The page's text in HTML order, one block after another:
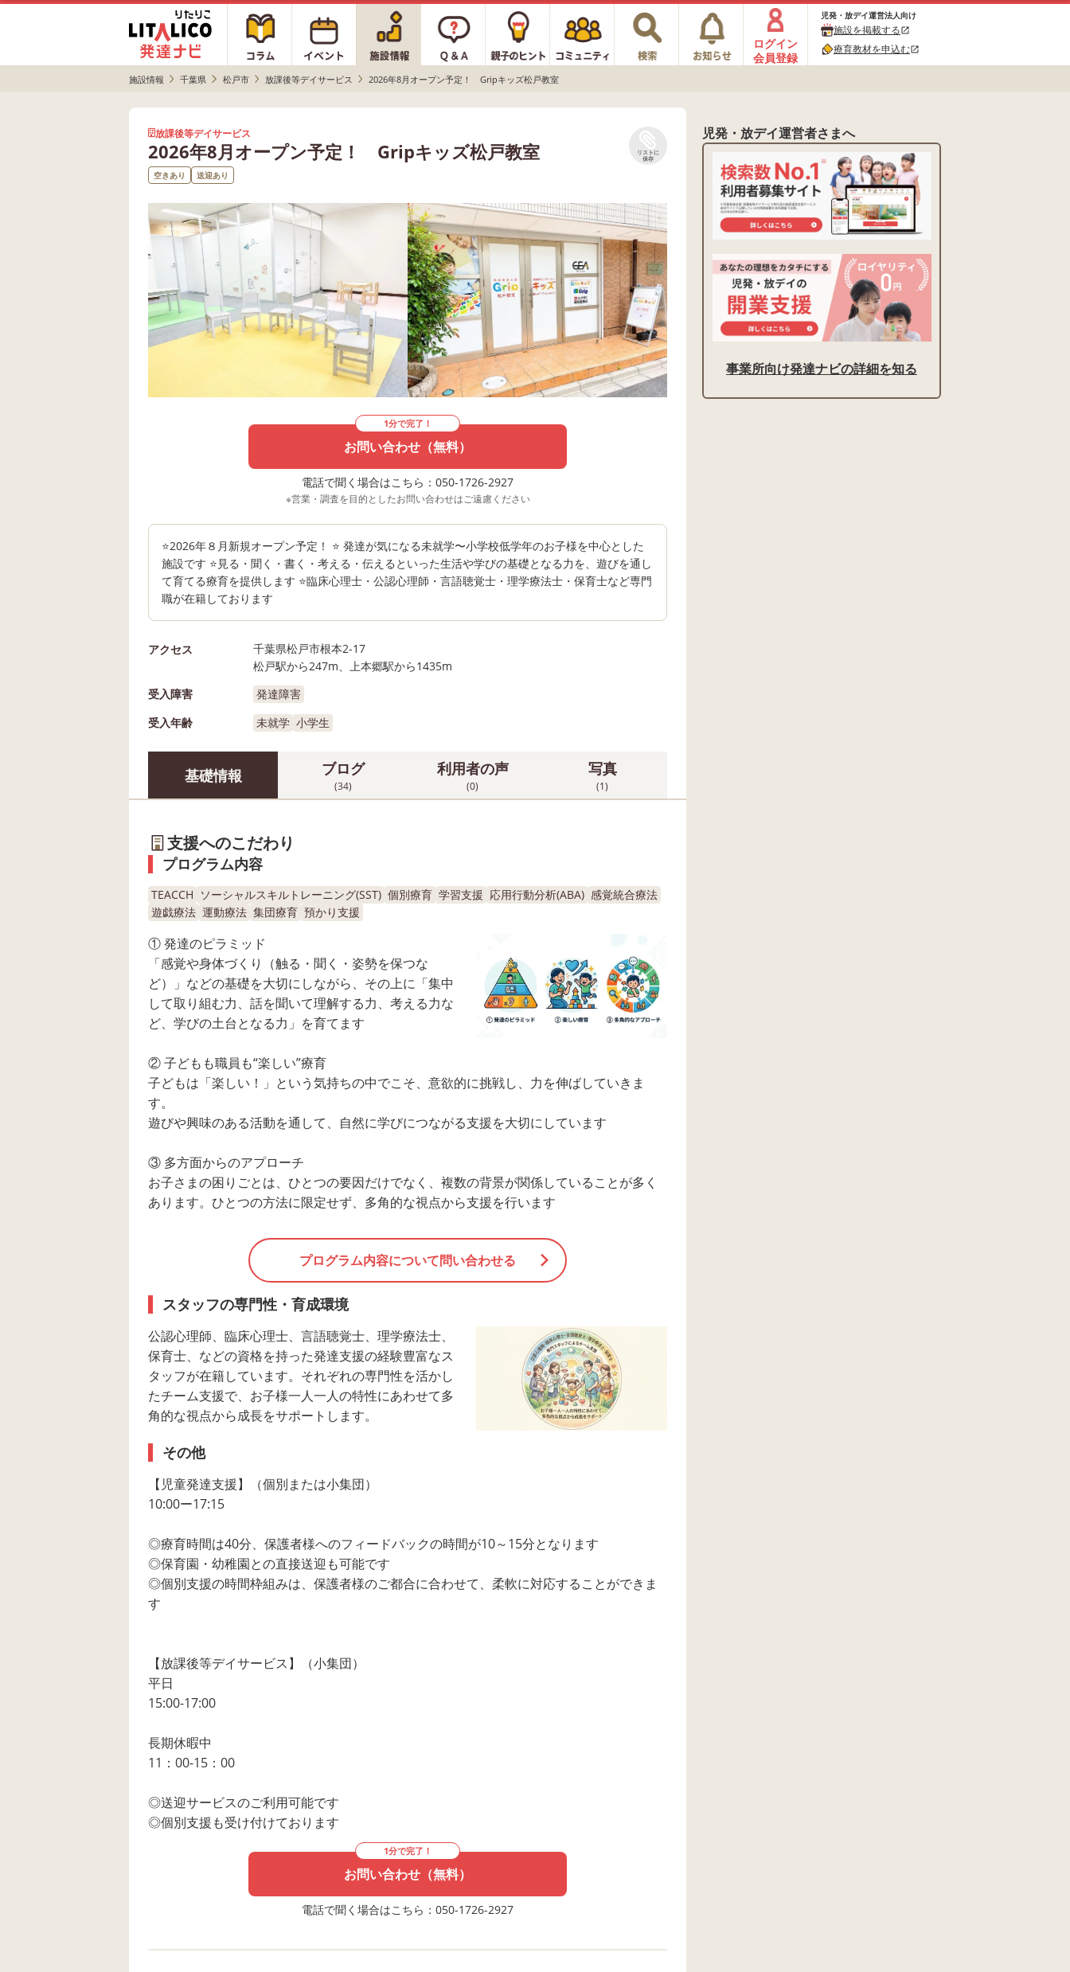
ログイン
会員登録
児発・放デイ運営法人向け
施設を掲載するopen_in_new
療育教材を申込むopen_in_new
施設情報 千葉県 松戸市 放課後等デイサービス 2026年8月オープン予定！ Gripキッズ松戸教室
放課後等デイサービス
2026年8月オープン予定！ Gripキッズ松戸教室
リストに
保存
空きあり 送迎あり
1分で完了！
お問い合わせ（無料）
電話で聞く場合はこちら：050-1726-2927
※営業・調査を目的としたお問い合わせはご遠慮ください
⭐2026年８月新規オープン予定！ ⭐ 発達が気になる未就学〜小学校低学年のお子様を中心とした
施設です ⭐️見る・聞く・書く・考える・伝えるといった生活や学びの基礎となる力を、遊びを通し
て育てる療育を提供します ⭐臨床心理士・公認心理師・言語聴覚士・理学療法士・保育士など専門
職が在籍しております
アクセス
千葉県松戸市根本2-17
松戸駅から247m、上本郷駅から1435m
受入障害
発達障害
受入年齢
未就学 小学生
基礎情報 ブログ
(34)
利用者の声
(0)
写真
(1)
支援へのこだわり
プログラム内容
TEACCH ソーシャルスキルトレーニング(SST) 個別療育 学習支援 応用行動分析(ABA) 感覚統合療法
遊戯療法 運動療法 集団療育 預かり支援
① 発達のピラミッド
「感覚や身体づくり（触る・聞く・姿勢を保つな
ど）」などの基礎を大切にしながら、その上に「集中
して取り組む力、話を聞いて理解する力、考える力な
ど、学びの土台となる力」を育てます
② 子どもも職員も“楽しい”療育
子どもは「楽しい！」という気持ちの中でこそ、意欲的に挑戦し、力を伸ばしていきま
す。
遊びや興味のある活動を通して、自然に学びにつながる支援を大切にしています
③ 多方面からのアプローチ
お子さまの困りごとは、ひとつの要因だけでなく、複数の背景が関係していることが多く
あります。ひとつの方法に限定せず、多角的な視点から支援を行います
プログラム内容について問い合わせる
スタッフの専門性・育成環境
公認心理師、臨床心理士、言語聴覚士、理学療法士、
保育士、などの資格を持った発達支援の経験豊富なス
タッフが在籍しています。それぞれの専門性を活かし
たチーム支援で、お子様一人一人の特性にあわせて多
角的な視点から成長をサポートします。
その他
【児童発達支援】（個別または小集団）
10:00ー17:15
◎療育時間は40分、保護者様へのフィードバックの時間が10～15分となります
◎保育園・幼稚園との直接送迎も可能です
◎個別支援の時間枠組みは、保護者様のご都合に合わせて、柔軟に対応することができま
す
【放課後等デイサービス】（小集団）
平日
15:00-17:00
長期休暇中
11：00-15：00
◎送迎サービスのご利用可能です
◎個別支援も受け付けております
1分で完了！
お問い合わせ（無料）
電話で聞く場合はこちら：050-1726-2927
児発・放デイ運営者さまへ
事業所向け発達ナビの詳細を知る